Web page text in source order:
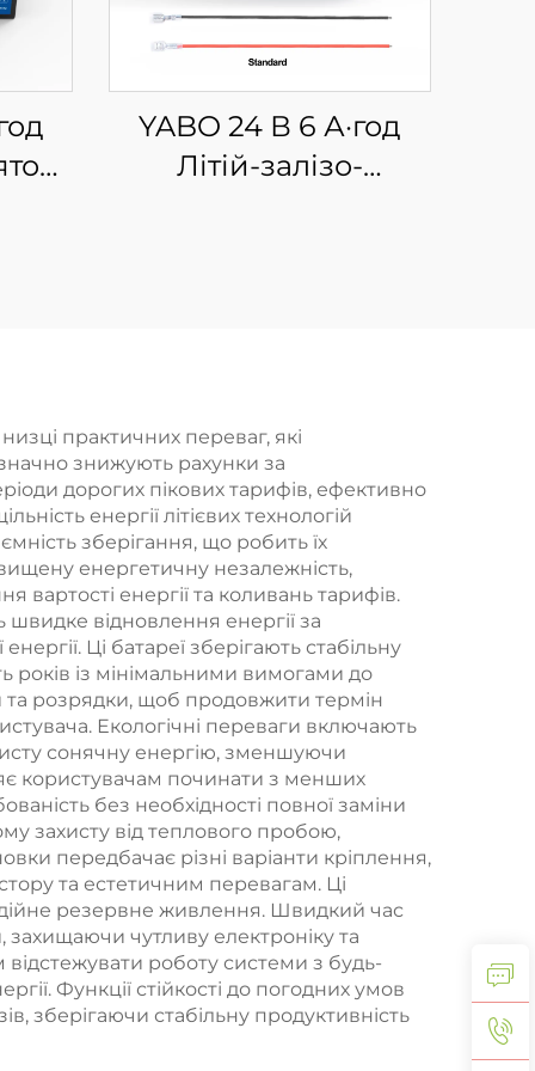
та
YABO 24 В 6 А·год
Літій-залізо-
електромоторів,
камер, пристроїв для
пересування та
автономних джерел
живлення
практичних переваг, які
знижують рахунки за
дорогих пікових тарифів, ефективно
енергії літієвих технологій
зберігання, що робить їх
енергетичну незалежність,
вартості енергії та коливань тарифів.
відновлення енергії за
Ці батареї зберігають стабільну
років із мінімальними вимогами до
та розрядки, щоб продовжити термін
Екологічні переваги включають
сонячну енергію, зменшуючи
користувачам починати з менших
без необхідності повної заміни
захисту від теплового пробою,
передбачає різні варіанти кріплення,
та естетичним перевагам. Ці
резервне живлення. Швидкий час
захищаючи чутливу електроніку та
роботу системи з будь-
Функції стійкості до погодних умов
зберігаючи стабільну продуктивність